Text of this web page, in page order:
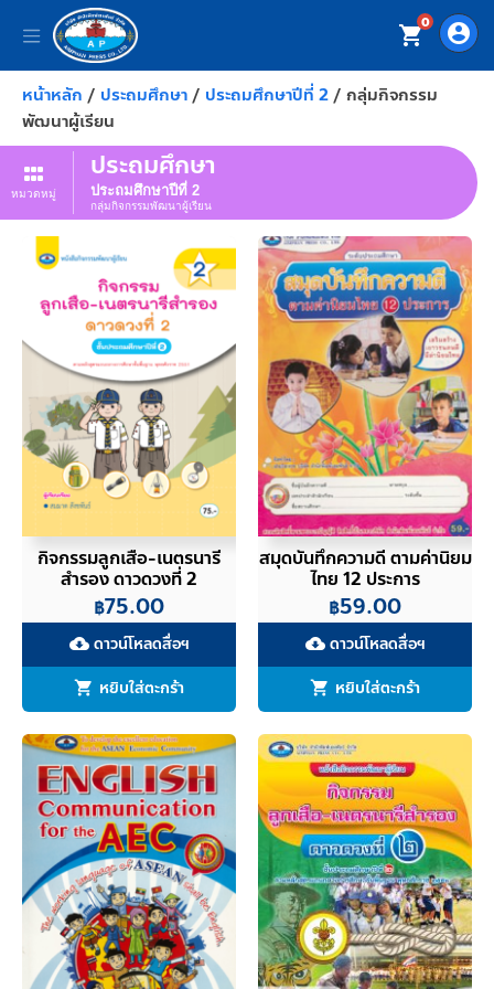
account_circle
shopping_cart0
หน้าหลัก / ประถมศึกษา/ ประถมศึกษาปีที่ 2/ กลุ่มกิจกรรม
พัฒนาผู้เรียน
หมวดหมู่
ประถมศึกษา
ประถมศึกษาปีที่ 2
กลุ่มกิจกรรมพัฒนาผู้เรียน
กิจกรรมลูกเสือ-เนตรนารี
สำรอง ดาวดวงที่ 2
฿75.00
cloud_downloadดาวน์โหลดสื่อฯ
หยิบใส่ตะกร้า
สมุดบันทึกความดี ตามค่านิยม
ไทย 12 ประการ
฿59.00
cloud_downloadดาวน์โหลดสื่อฯ
หยิบใส่ตะกร้า